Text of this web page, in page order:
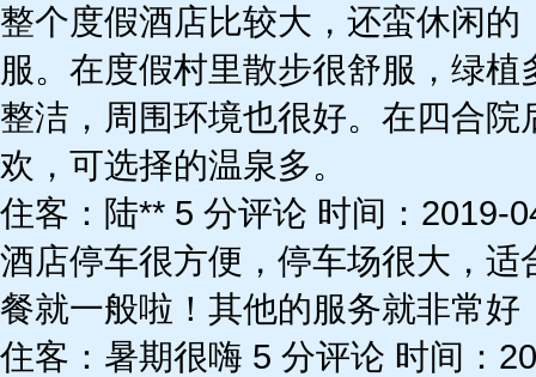
整个度假酒店比较大，还蛮休闲
服。在度假村里散步很舒服，绿
整洁，周围环境也很好。在四合
欢，可选择的温泉多。
住客：陆** 5 分评论 时间：2019-
酒店停车很方便，停车场很大，
餐就一般啦！其他的服务就非常
住客：暑期很嗨 5 分评论 时间：